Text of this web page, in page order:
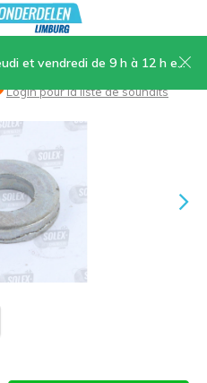
à 12 h et de 13 h 30 à 17 h, samedi de 9 h à 12 h
Login pour la liste de souhaits